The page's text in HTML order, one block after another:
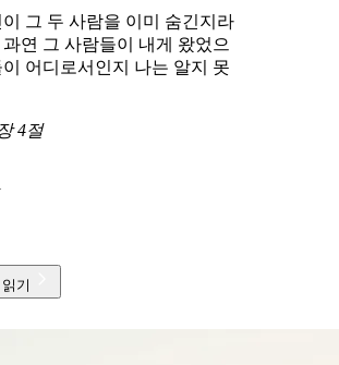
이 그 두 사람을 이미 숨긴지라
연 그 사람들이 내게 왔었으
어디로서인지 나는 알지 못
4절
기